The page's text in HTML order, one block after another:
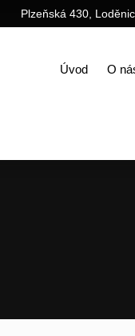
Plzeňská 430,
Úvod O